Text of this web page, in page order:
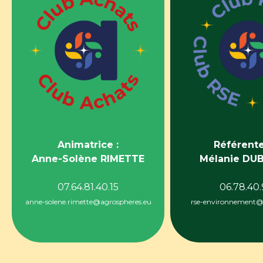
Animatrice :
Anne-Solène RIMETTE
07.64.81.40.15
anne-solene.rimette@agrospheres.eu
CRÉATION EN 2023
34membres
rencontres
Mélanie
rse-
CRÉATION
43